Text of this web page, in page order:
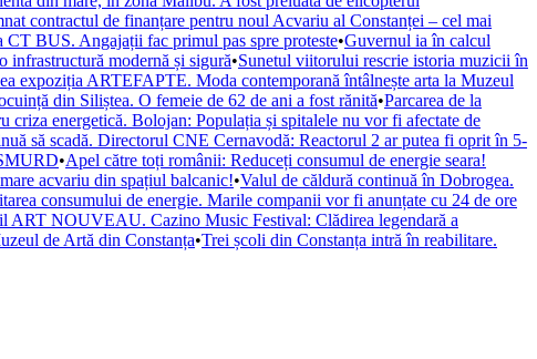
contractul de finanțare pentru noul Acvariu al Constanței – cel mai
CT BUS. Angajații fac primul pas spre proteste•Guvernul ia în calcul
modernă și sigură•Sunetul viitorului rescrie istoria muzicii în
expoziția ARTEFAPTE. Moda contemporană întâlnește arta la Muzeul
din Siliștea. O femeie de 62 de ani a fost rănită•Parcarea de la
criza energetică. Bolojan: Populația și spitalele nu vor fi afectate de
să scadă. Directorul CNE Cernavodă: Reactorul 2 ar putea fi oprit în 5-
•Apel către toți românii: Reduceți consumul de energie seara!
acvariu din spațiul balcanic!•Valul de căldură continuă în Dobrogea.
consumului de energie. Marile companii vor fi anunțate cu 24 de ore
ART NOUVEAU. Cazino Music Festival: Clădirea legendară a
de Artă din Constanța•Trei școli din Constanța intră în reabilitare.